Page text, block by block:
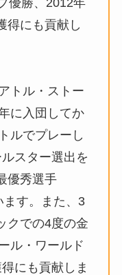
得にも貢献し
トル・ストー
に入団してか
ルでプレーし
スター選出を
優秀選手
ます。また、3
クでの4度の金
ル・ワールド
にも貢献しま